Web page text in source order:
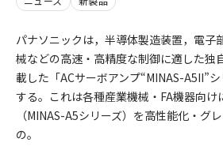
パナソニックは，半導体製造装置，電子
械などの高速・高精度な制御に適した独
載した「ACサーボアンプ“MINAS-A5II”
する。これは各種産業機械・FA機器向け
（MINAS-A5シリーズ）を高性能化・グ
の。